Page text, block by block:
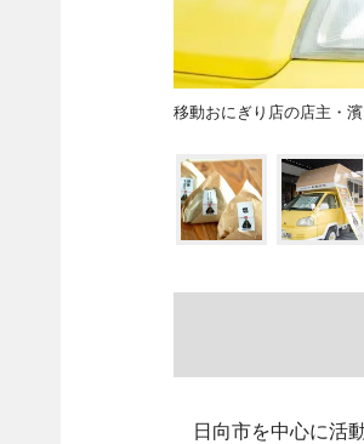
移動おにぎり店の店主・
日向市を中心に活